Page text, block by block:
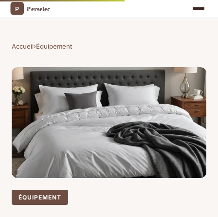
Accueil›Équipement
ÉQUIPEMENT